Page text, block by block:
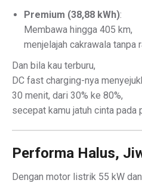
Premium (38,88 kWh):
Membawa hingga 405 km,
menjelajah cakrawala tanpa
Dan bila kau terburu,
DC fast charging-nya
30 menit, dari 30% ke 80%,
secepat kamu jatuh cinta pada
Performa Halus,
Dengan motor listrik 55 kW